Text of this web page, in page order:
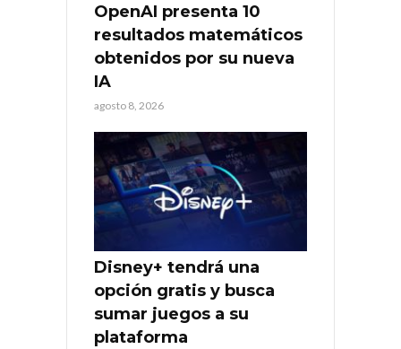
OpenAI presenta 10
resultados matemáticos
obtenidos por su nueva
IA
agosto 8, 2026
Disney+ tendrá una
opción gratis y busca
sumar juegos a su
plataforma